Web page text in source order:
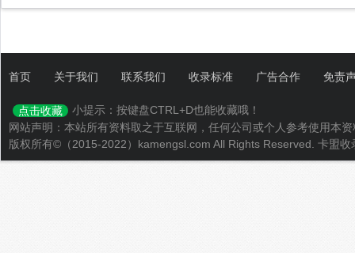
首页 关于我们 联系我们 收录标准 广告合作 免责
点击收藏
小提示：按键盘CTRL+D也能收藏哦！
网站声明：本站所有资料取之于互联网，任何公司或个人参考使用本
版权所有©（2015-2022）kamengsl.com All Rights Reserved. 卡盟收